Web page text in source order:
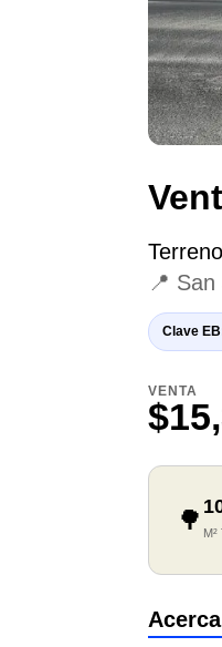
📍
Clave
VENTA
🌳